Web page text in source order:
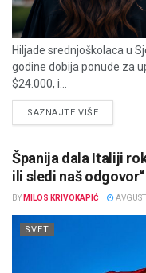
Hiljade srednjoškolaca u
godine dobija ponude za
$24.000, i...
SAZNAJTE VIŠEDETAILS
Španija dala Italiji
ili sledi naš odgovor“
BY MILOS KRIVOKAPIĆ
SVET